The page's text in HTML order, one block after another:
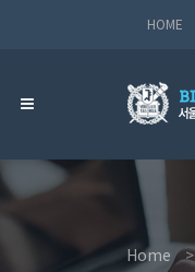
HOME
Home